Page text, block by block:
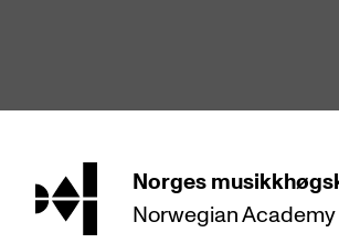
hjem Norges
Norwegian Academy
STUDIER